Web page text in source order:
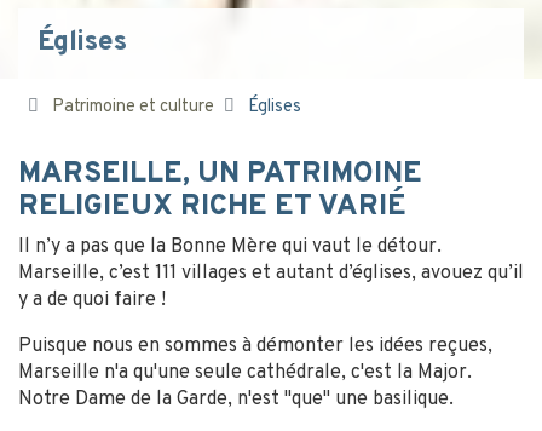
Églises
Patrimoine et culture Églises
MARSEILLE, UN PATRIMOINE
RELIGIEUX RICHE ET VARIÉ
Il n’y a pas que la Bonne Mère qui vaut le détour.
Marseille, c’est 111 villages et autant d’églises, avouez qu’il
y a de quoi faire !
Puisque nous en sommes à démonter les idées reçues,
Marseille n'a qu'une seule cathédrale, c'est la Major.
Notre Dame de la Garde, n'est "que" une basilique.